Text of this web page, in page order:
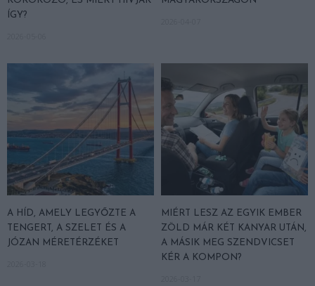
ÍGY?
A HÍD, AMELY LEGYŐZTE A
TENGERT, A SZELET ÉS A
JÓZAN MÉRETÉRZÉKET
MIÉRT LESZ AZ EGYIK EMBER
ZÖLD MÁR KÉT KANYAR UTÁN,
A MÁSIK MEG SZENDVICSET
KÉR A KOMPON?